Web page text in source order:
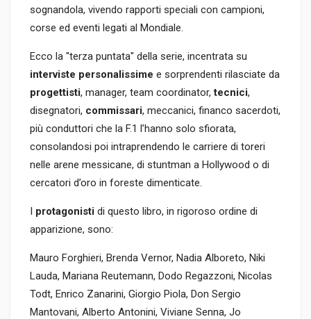
sognandola, vivendo rapporti speciali con campioni,
corse ed eventi legati al Mondiale.
Ecco la "terza puntata" della serie, incentrata su
interviste personalissime e sorprendenti rilasciate da
progettisti, manager, team coordinator,tecnici,
disegnatori, commissari, meccanici, financo sacerdoti,
più conduttori che la F.1 l’hanno solo sfiorata,
consolandosi poi intraprendendo le carriere di toreri
nelle arene messicane, di stuntman a Hollywood o di
cercatori d’oro in foreste dimenticate.
I protagonisti di questo libro, in rigoroso ordine di
apparizione, sono:
Mauro Forghieri, Brenda Vernor, Nadia Alboreto, Niki
Lauda, Mariana Reutemann, Dodo Regazzoni, Nicolas
Todt, Enrico Zanarini, Giorgio Piola, Don Sergio
Mantovani, Alberto Antonini, Viviane Senna, Jo